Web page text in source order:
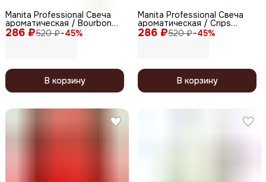
286 ₽520 ₽−45%
Manita Professional Свеча
ароматическая / Bourbon
Spise, 50 мл
В корзину
286 ₽520 ₽−45%
Manita Professional Свеча
ароматическая / Crips
Baguette, 50 мл
В корзину